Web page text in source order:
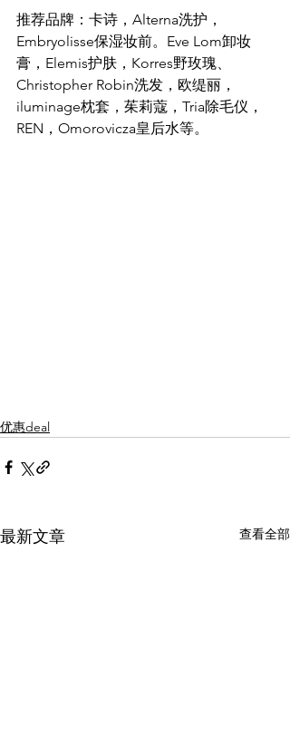
推荐品牌：卡诗，Alterna洗护，
Embryolisse保湿妆前。Eve Lom卸妆
膏，Elemis护肤，Korres野玫瑰、
Christopher Robin洗发，欧缇丽，
iluminage枕套，茱莉蔻，Tria除毛仪，
REN，Omorovicza皇后水等。
优惠deal
最新文章 查看全部